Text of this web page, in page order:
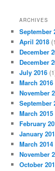
ARCHIVES
September
April 2018
December
December
July 2016
March 2016
November
September
March 2015
February
January
March 2014
November
October